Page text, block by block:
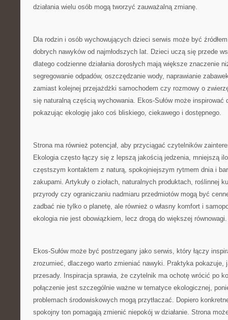
działania wielu osób mogą tworzyć zauważalną zmianę.
Dla rodzin i osób wychowujących dzieci serwis może być
dobrych nawyków od najmłodszych lat. Dzieci uczą się przede
dlatego codzienne działania dorosłych mają większe znaczenie
segregowanie odpadów, oszczędzanie wody, naprawianie
zamiast kolejnej przejażdżki samochodem czy rozmowy o
się naturalną częścią wychowania. Ekos-Sułów może inspirować
pokazując ekologię jako coś bliskiego, ciekawego i dostępnego.
Strona ma również potencjał, aby przyciągać czytelników
Ekologia często łączy się z lepszą jakością jedzenia, mniejszą
częstszym kontaktem z naturą, spokojniejszym rytmem dnia i
zakupami. Artykuły o ziołach, naturalnych produktach, roślinnej
przyrody czy ograniczaniu nadmiaru przedmiotów mogą być
zadbać nie tylko o planetę, ale również o własny komfort i
ekologia nie jest obowiązkiem, lecz drogą do większej równowagi.
Ekos-Sułów może być postrzegany jako serwis, który łączy
zrozumieć, dlaczego warto zmieniać nawyki. Praktyka pokazuje,
przesady. Inspiracja sprawia, że czytelnik ma ochotę wrócić po
połączenie jest szczególnie ważne w tematyce ekologicznej,
problemach środowiskowych mogą przytłaczać. Dopiero
spokojny ton pomagają zmienić niepokój w działanie. Strona